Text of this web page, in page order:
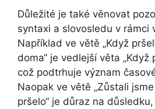
Důležité je také věnovat
syntaxi a slovosledu v rámci
Například ve větě „Když
doma“ je vedlejší věta „Když
což podtrhuje význam
Naopak ve větě „Zůstali
pršelo“ je důraz na